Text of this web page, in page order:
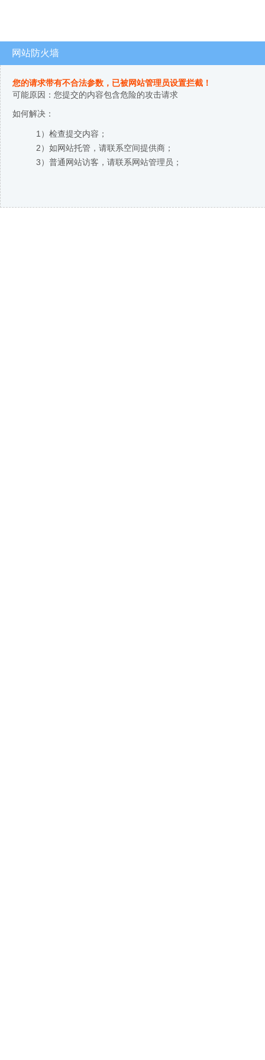
网站防火墙
您的请求带有不合法参数，已被网站管理员设置拦截！
可能原因：您提交的内容包含危险的攻击请求
如何解决：
1）检查提交内容；
2）如网站托管，请联系空间提供商；
3）普通网站访客，请联系网站管理员；